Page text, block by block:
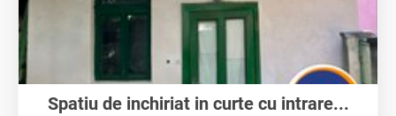
Spatiu de inchiriat in curte cu intrare...